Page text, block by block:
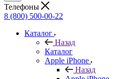
Телефоны
8 (800) 500-00-22
Каталог
Назад
Каталог
Apple iPhone
Назад